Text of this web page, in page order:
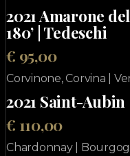
2021 Amarone
180’ | Tedeschi
€ 95,00
Corvinone, Corvina |
2021 Saint-
€ 110,00
Chardonnay |